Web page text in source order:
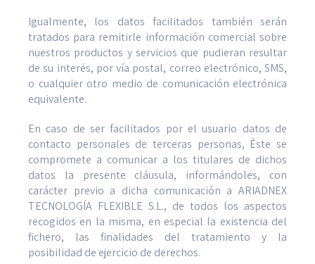
Igualmente, los datos facilitados también serán
tratados para remitirle información comercial sobre
nuestros productos y servicios que pudieran resultar
de su interés, por vía postal, correo electrónico, SMS,
o cualquier otro medio de comunicación electrónica
equivalente.
En caso de ser facilitados por el usuario datos de
contacto personales de terceras personas, Éste se
compromete a comunicar a los titulares de dichos
datos la presente cláusula, informándoles, con
carácter previo a dicha comunicación a ARIADNEX
TECNOLOGÍA FLEXIBLE S.L., de todos los aspectos
recogidos en la misma, en especial la existencia del
fichero, las finalidades del tratamiento y la
posibilidad de ejercicio de derechos.